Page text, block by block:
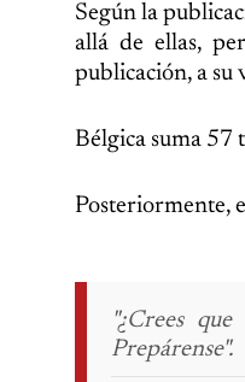
Según la
allá de ellas,
publicación, a su
Bélgica suma 57
Posteriormente,
"¿Crees
Prepárense".